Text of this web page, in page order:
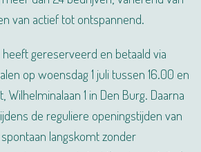
van actief tot ontspannend.
gereserveerd en betaald via
op woensdag 1 juli tussen 16.00 en
Wilhelminalaan 1 in Den Burg. Daarna
de reguliere openingstijden van
langskomt zonder